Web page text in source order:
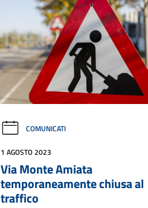
COMUNICATI
1 AGOSTO 2023
Via Monte Amiata
temporaneamente chiusa al
traffico